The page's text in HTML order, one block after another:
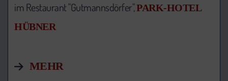
im Restaurant "Gutmannsdörfer",PARK-HOTEL
HÜBNER
MEHR